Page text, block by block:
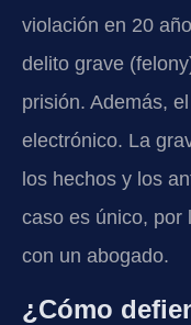
violación en 20
delito grave
prisión. Además,
electrónico. La
los hechos y los
caso es único, por
con un abogado.
¿Cómo